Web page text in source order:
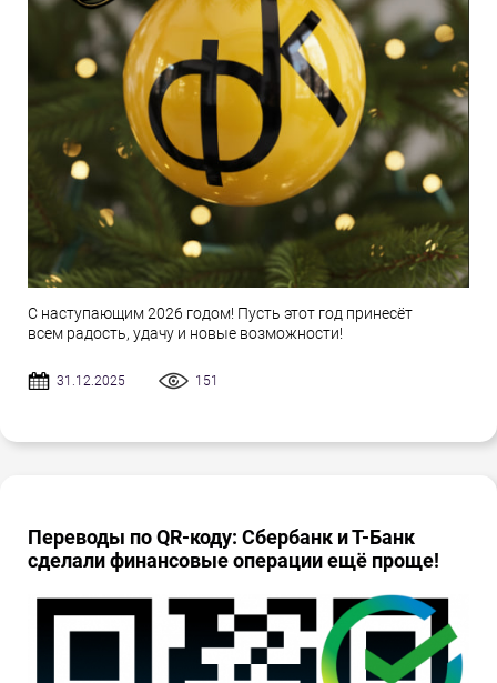
С наступающим 2026 годом! Пусть этот год принесёт
всем радость, удачу и новые возможности!
31.12.2025 151
Переводы по QR-коду: Сбербанк и Т-Банк
сделали финансовые операции ещё проще!